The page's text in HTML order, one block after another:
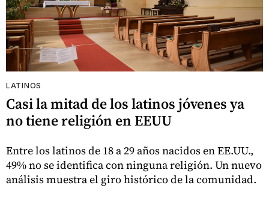
LATINOS
Casi la mitad de los latinos jóvenes ya
no tiene religión en EEUU
Entre los latinos de 18 a 29 años nacidos en EE.UU.,
49% no se identifica con ninguna religión. Un nuevo
análisis muestra el giro histórico de la comunidad.